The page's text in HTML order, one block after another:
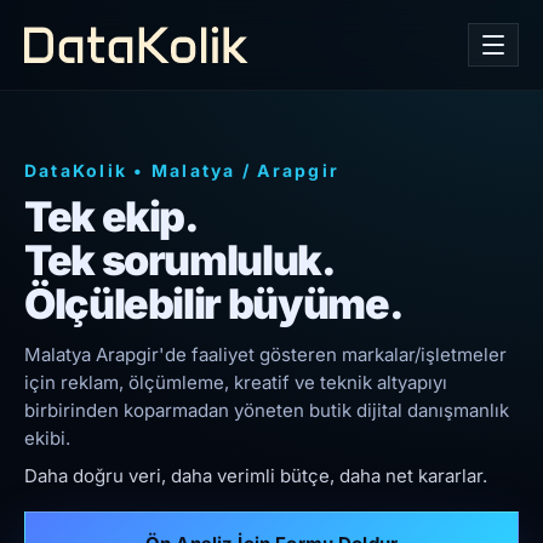
DataKolik • Malatya /Arapgir
Tek ekip.
Tek sorumluluk.
Ölçülebilir büyüme.
Malatya Arapgir'de faaliyet gösteren markalar/işletmeler
için reklam, ölçümleme, kreatif ve teknik altyapıyı
birbirinden koparmadan yöneten butik dijital danışmanlık
ekibi.
Daha doğru veri, daha verimli bütçe, daha net kararlar.